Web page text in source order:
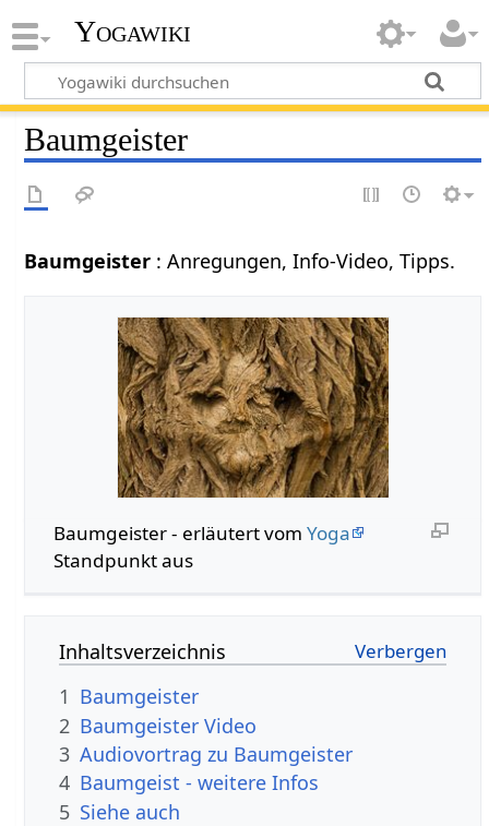
Yogawiki
Baumgeister
Baumgeister : Anregungen, Info-Video, Tipps.
Baumgeister - erläutert vom Yoga
Standpunkt aus
Inhaltsverzeichnis
1 Baumgeister
2 Baumgeister Video
3 Audiovortrag zu Baumgeister
4 Baumgeist - weitere Infos
5 Siehe auch